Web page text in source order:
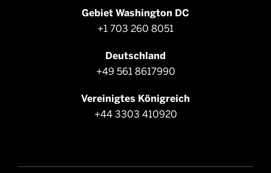
Gebiet Washington DC
+1 703 260 8051
Deutschland
+49 561 8617990
Vereinigtes Königreich
+44 3303 410920